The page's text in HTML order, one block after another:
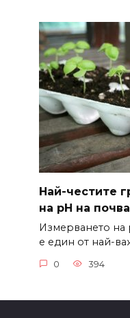
Най-честите
на pH на
Измерването на
е един от най-
0 394